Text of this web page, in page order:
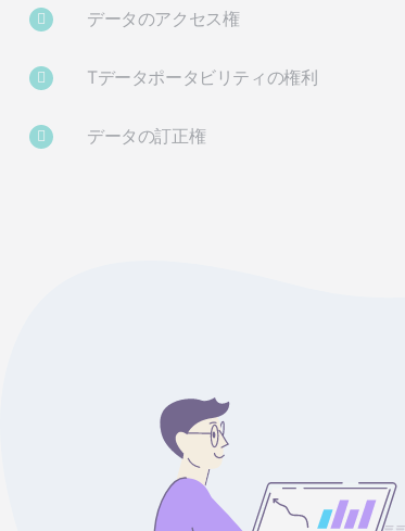
データのアクセス権
Tデータポータビリティの権利
データの訂正権